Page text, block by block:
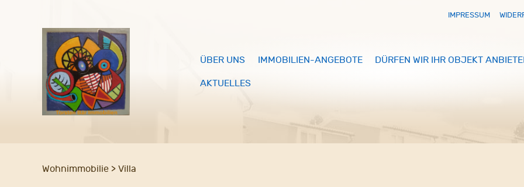
IMPRESSUM
ÜBER UNS IMMOBILIEN-ANGEBOTE DÜRFEN WIR IHR OBJEKT
AKTUELLES
Wohnimmobilie > Villa